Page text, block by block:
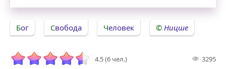
Бог Свобода Человек Ницше
4.5 (6 чел.) 3295